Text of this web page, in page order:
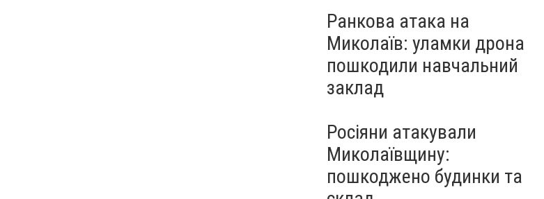
Ранкова атака на
Миколаїв: уламки дрона
пошкодили навчальний
заклад
Росіяни атакували
Миколаївщину:
пошкоджено будинки та